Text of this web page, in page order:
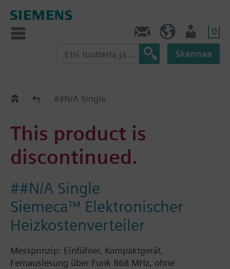
0
Skannaa
Old2New##N/A Single
This product is
discontinued.
##N/A Single
Siemeca™ Elektronischer
Heizkostenverteiler
Messprinzip: Einfühler, Kompaktgerät,
Fernauslesung über Funk 868 MHz, ohne